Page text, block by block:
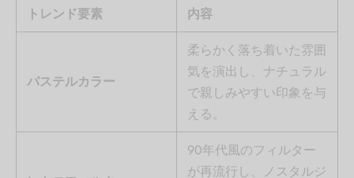
トレンド要素 内容
パステルカラー
柔らかく落ち着いた雰囲
気を演出し、ナチュラル
で親しみやすい印象を与
える。
90年代風のフィルター
が再流行し、ノスタルジ